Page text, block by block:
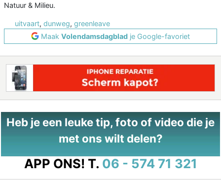
Natuur & Milieu.
uitvaart, dunweg, greenleave
Maak Volendamsdagblad je Google-favoriet
Heb je een leuke tip, foto of video die je
met ons wilt delen?
APP ONS! T. 06 - 574 71 321